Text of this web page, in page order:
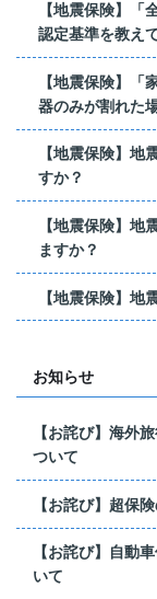
【地震保険】「
認定基準を教え
【地震保険】「
器のみが割れた
【地震保険】地
すか？
【地震保険】地
ますか？
【地震保険】地
お知らせ
【お詫び】海外
ついて
【お詫び】超保
【お詫び】自動
いて